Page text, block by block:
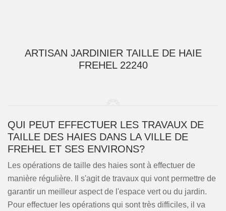
ARTISAN JARDINIER TAILLE DE HAIE
FREHEL 22240
QUI PEUT EFFECTUER LES TRAVAUX DE
TAILLE DES HAIES DANS LA VILLE DE
FREHEL ET SES ENVIRONS?
Les opérations de taille des haies sont à effectuer de
manière régulière. Il s'agit de travaux qui vont permettre de
garantir un meilleur aspect de l'espace vert ou du jardin.
Pour effectuer les opérations qui sont très difficiles, il va